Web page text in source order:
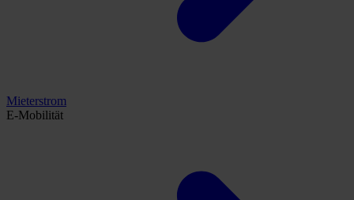
Mieterstrom
E-Mobilität